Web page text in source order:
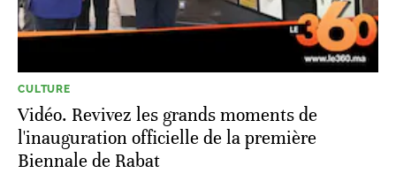
CULTURE
Vidéo. Revivez les grands moments de
l'inauguration officielle de la première
Biennale de Rabat